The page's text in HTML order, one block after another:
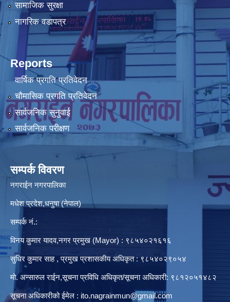
सामाजिक सुरक्षा
नागरिक वडापत्र
Reports
वार्षिक प्रगति प्रतिवेदन
चौमासिक प्रगति प्रतिवेदन
सार्वजनिक सुनुवाई
सार्वजनिक परीक्षण
सम्पर्क विवरण
नगराईन नगरपालिका
मधेश प्रदेश,धनुषा (नेपाल)
सम्पर्क नं.:
विनय कुमार यादव,नगर प्रमुख (Mayor) : ९८५४०२१६१६
सुधिर कुमार साह , प्रमुख प्रशासकीय अधिकृत : ९८५४०२९०५४
मो. अन्सारुल राईन,सूचना प्रविधि अधिकृत/सूचना अधिकारी: ९८१२०५१४८२
सूचना अधिकारीको ईमेल : ito.nagrainmun@gmail.com